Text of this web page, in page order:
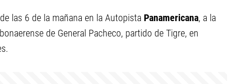
las 6 de la mañana en la Autopista Panamericana, a la
de General Pacheco, partido de Tigre, en